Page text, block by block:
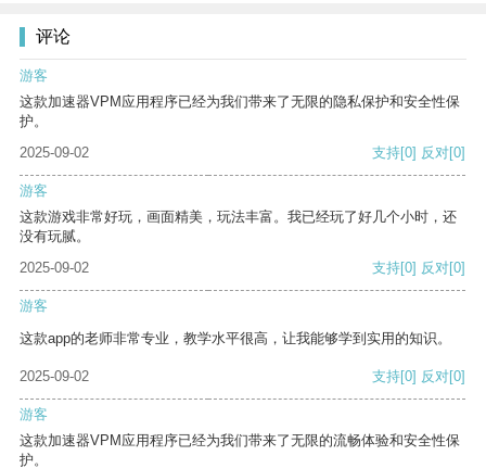
评论
游客
这款加速器VPM应用程序已经为我们带来了无限的隐私保护和安全性保
护。
2025-09-02
支持[0] 反对[0]
游客
这款游戏非常好玩，画面精美，玩法丰富。我已经玩了好几个小时，还
没有玩腻。
2025-09-02
支持[0] 反对[0]
游客
这款app的老师非常专业，教学水平很高，让我能够学到实用的知识。
2025-09-02 支持[0] 反对[0]
游客
这款加速器VPM应用程序已经为我们带来了无限的流畅体验和安全性保
护。